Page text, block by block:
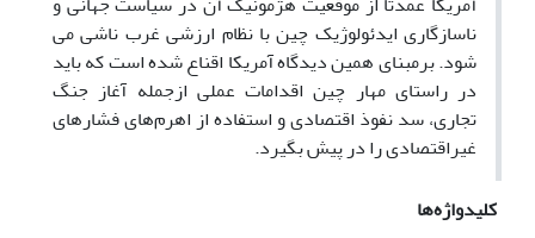
ناسازگاری ایدئولوژیک چین با نظام ارزشی غرب ناشی می
شود. برمبنای همین دیدگاه آمریکا اقناع شده است که باید
در راستای مهار چین اقدامات عملی ازجمله آغاز جنگ
تجاری، سد نفوذ اقتصادی و استفاده از اهرم‌های فشارهای
غیراقتصادی را در پیش بگیرد.
کلیدواژه‌ها